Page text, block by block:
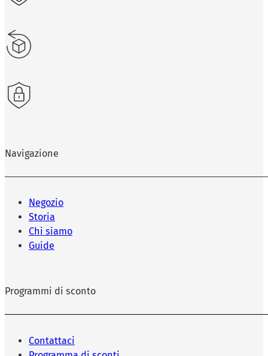
Navigazione
Negozio
Storia
Chi siamo
Guide
Programmi di sconto
Contattaci